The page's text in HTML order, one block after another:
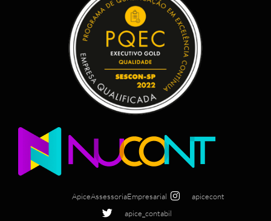
ApiceAssessoriaEmpresarial
apicecont
apice_contabil